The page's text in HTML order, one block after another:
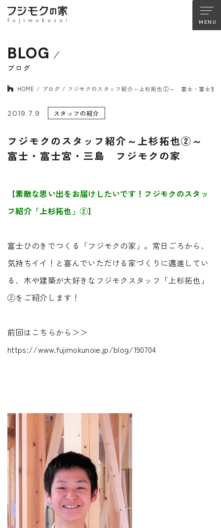
資料請求
REQUEST INFO
お問い合わせ
木材へのこだわり
設計とデザイン
確かな住宅性能
Staff
スタッフ紹介
Faq
よくあるご質問
Contact
資料請求・
お問い合わせ
メルマガ登録
Recruit
Event
イベント情報
ブログ
Modelhouse
BLOG
ブログ
HOME ブログ フジモクのスタッフ紹介～上杉拓也②～ 富士・富士宮
2019.7.9 スタッフの紹介
フジモクのスタッフ紹介～上杉拓也②～
富士・富士宮・三島 フジモクの家
【素敵な思い出をお届けしたいです！フジモクのスタッ
フ紹介「上杉拓也」②】
富士ひのきでつくる「フジモクの家」。常日ごろから、
気持ちイイ！と喜んでいただける家づくりに邁進してい
る、木や建築が大好きなフジモクスタッフ「上杉拓也」
②をご紹介します！
前回はこちらから＞＞
https://www.fujimokunoie.jp/blog/190704